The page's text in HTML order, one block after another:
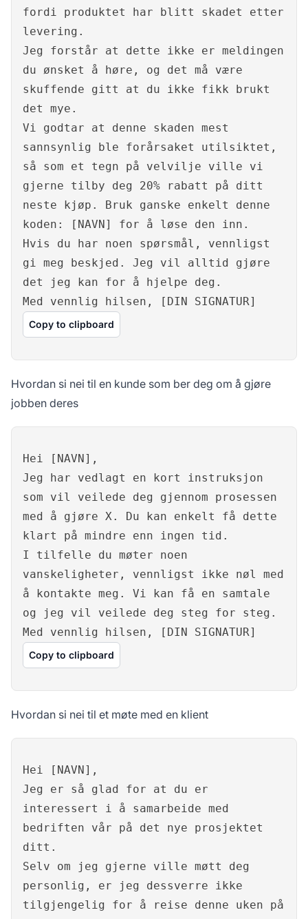
fordi produktet har blitt skadet etter
levering.
Jeg forstår at dette ikke er meldingen
du ønsket å høre, og det må være
skuffende gitt at du ikke fikk brukt
det mye.
Vi godtar at denne skaden mest
sannsynlig ble forårsaket utilsiktet,
så som et tegn på velvilje ville vi
gjerne tilby deg 20% rabatt på ditt
neste kjøp. Bruk ganske enkelt denne
koden: [NAVN] for å løse den inn.
Hvis du har noen spørsmål, vennligst
gi meg beskjed. Jeg vil alltid gjøre
det jeg kan for å hjelpe deg.
Med vennlig hilsen, [DIN SIGNATUR]
Copy to clipboard
Hvordan si nei til en kunde som ber deg om å gjøre
jobben deres
Hei [NAVN],
Jeg har vedlagt en kort instruksjon
som vil veilede deg gjennom prosessen
med å gjøre X. Du kan enkelt få dette
klart på mindre enn ingen tid.
I tilfelle du møter noen
vanskeligheter, vennligst ikke nøl med
å kontakte meg. Vi kan få en samtale
og jeg vil veilede deg steg for steg.
Med vennlig hilsen, [DIN SIGNATUR]
Copy to clipboard
Hvordan si nei til et møte med en klient
Hei [NAVN],
Jeg er så glad for at du er
interessert i å samarbeide med
bedriften vår på det nye prosjektet
ditt.
Selv om jeg gjerne ville møtt deg
personlig, er jeg dessverre ikke
tilgjengelig for å reise denne uken på